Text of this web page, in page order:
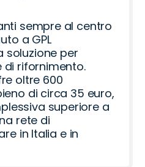
sempre al centro
a GPL
soluzione per
di rifornimento.
oltre 600
di circa 35 euro,
superiore a
rete di
in Italia e in